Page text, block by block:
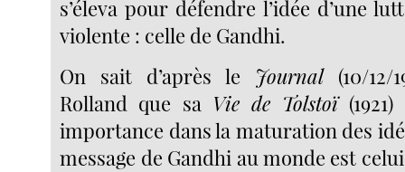
s’éleva pour défendre l’idée d’une
violente : celle de Gandhi.
On sait d’après le Journal(10/12/
Rolland que sa Vie de Tolstoï
importance dans la maturation des
message de Gandhi au monde est celui